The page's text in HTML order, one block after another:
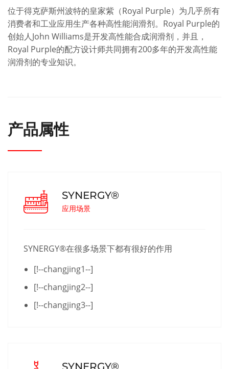
位于得克萨斯州波特的皇家紫（Royal Purple）为几乎所有
消费者和工业应用生产各种高性能润滑剂。Royal Purple的
创始人John Williams是开发高性能合成润滑剂，并且，
Royal Purple的配方设计师共同拥有200多年的开发高性能
润滑剂的专业知识。
产品属性
SYNERGY®
应用场景
SYNERGY®在很多场景下都有很好的作用
[!--changjing1--]
[!--changjing2--]
[!--changjing3--]
SYNERGY®